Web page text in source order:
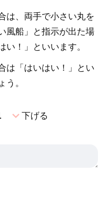
は、両手で小さい丸を
風船」と指示が出た場
！」といいます。
は「はいはい！」とい
う。
expand_more下げる